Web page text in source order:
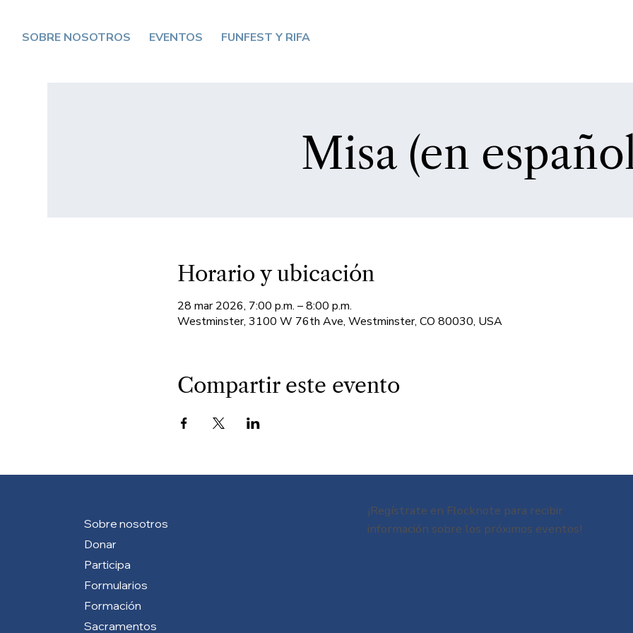
SOBRE NOSOTROS EVENTOS FUNFEST Y RIFA
Misa (en
Horario y ubicación
28 mar 2026, 7:00 p.m. – 8:00 p.m.
Westminster, 3100 W 76th Ave, Westminster, CO 80030, USA
Compartir este evento
Sobre nosotros
Donar
Participa
Formularios
Formación
Sacramentos
¡Regístrate en Flocknote para recibir
información sobre los próximos eventos!